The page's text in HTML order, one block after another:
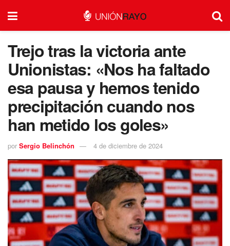
Trejo tras la victoria ante
Unionistas: «Nos ha faltado
esa pausa y hemos tenido
precipitación cuando nos
han metido los goles»
por Sergio Belinchón 4 de diciembre de 2024